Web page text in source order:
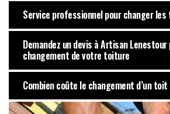
Service professionnel pour changer les
Demandez un devis à Artisan Lenestour
changement de votre toiture
Combien coûte le changement d’un